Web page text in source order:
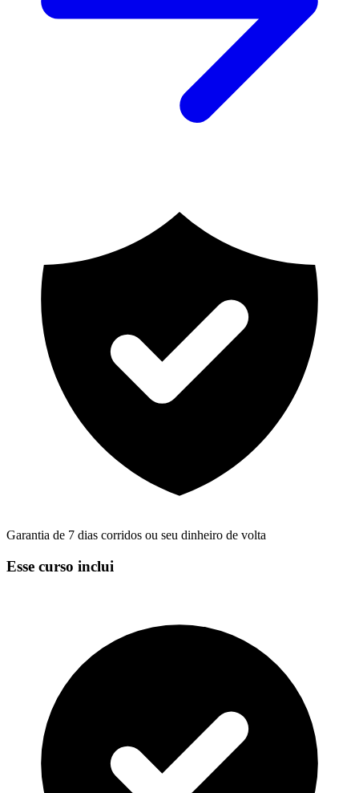
Garantia de 7 dias corridos ou seu dinheiro de volta
Esse curso inclui